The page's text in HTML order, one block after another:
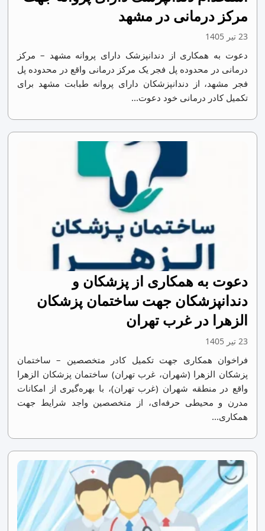
مرکز درمانی در مشهد
23 تیر 1405
دعوت به همکاری از دندانپزشک دارای پروانه مشهد – مرکز
درمانی در محدوده پل فجر یک مرکز درمانی واقع در محدوده پل
فجر مشهد، از دندانپزشکان دارای پروانه طبابت مشهد برای
تکمیل کادر درمانی خود دعوت...
دعوت به همکاری از پزشکان و
دندانپزشکان جهت ساختمان پزشکان
الزهرا در غرب تهران
23 تیر 1405
فراخوان همکاری جهت تکمیل کادر متخصصین – ساختمان
پزشکان الزهرا (شهران، غرب تهران) ساختمان پزشکان الزهرا
واقع در منطقه شهران (غرب تهران)، با بهره‌گیری از امکانات
مدرن و محیطی حرفه‌ای، از متخصصین واجد شرایط جهت
همکاری...